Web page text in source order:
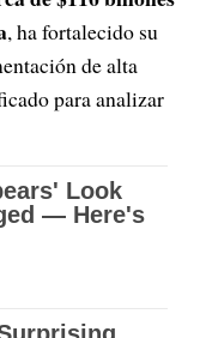
, ha fortalecido su
de alta
para analizar